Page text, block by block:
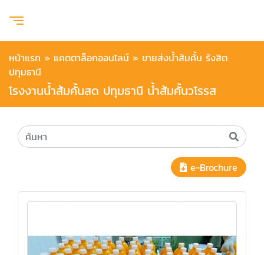
หน้าแรก » แคตตาล็อกออนไลน์ » ขายส่งน้ำส้มคั้น รังสิต
ปทุมธานี
โรงงานน้ำส้มคั้นสด ปทุมธานี น้ำส้มคั้นวโรรส
e-Brochure